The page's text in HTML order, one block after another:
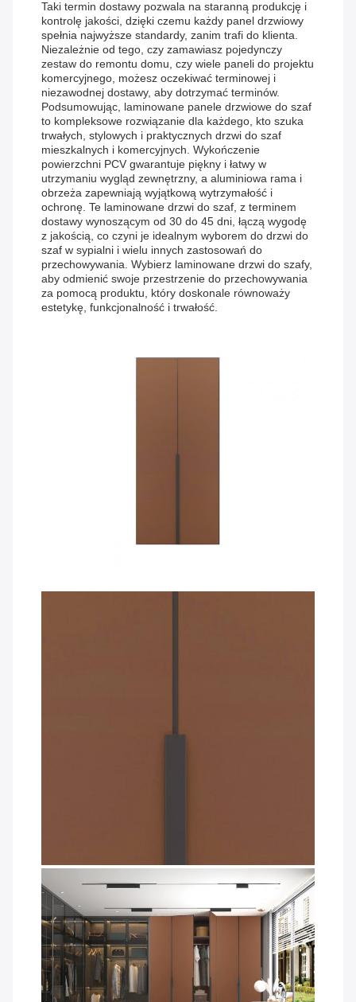
Taki termin dostawy pozwala na staranną produkcję i
kontrolę jakości, dzięki czemu każdy panel drzwiowy
spełnia najwyższe standardy, zanim trafi do klienta.
Niezależnie od tego, czy zamawiasz pojedynczy
zestaw do remontu domu, czy wiele paneli do projektu
komercyjnego, możesz oczekiwać terminowej i
niezawodnej dostawy, aby dotrzymać terminów.
Podsumowując, laminowane panele drzwiowe do szaf
to kompleksowe rozwiązanie dla każdego, kto szuka
trwałych, stylowych i praktycznych drzwi do szaf
mieszkalnych i komercyjnych. Wykończenie
powierzchni PCV gwarantuje piękny i łatwy w
utrzymaniu wygląd zewnętrzny, a aluminiowa rama i
obrzeża zapewniają wyjątkową wytrzymałość i
ochronę. Te laminowane drzwi do szaf, z terminem
dostawy wynoszącym od 30 do 45 dni, łączą wygodę
z jakością, co czyni je idealnym wyborem do drzwi do
szaf w sypialni i wielu innych zastosowań do
przechowywania. Wybierz laminowane drzwi do szafy,
aby odmienić swoje przestrzenie do przechowywania
za pomocą produktu, który doskonale równoważy
estetykę, funkcjonalność i trwałość.